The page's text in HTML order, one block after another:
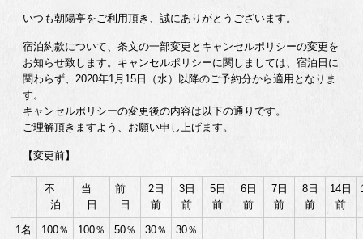
いつも朝陽亭をご利用頂き、誠にありがとうございます。
宿泊約款について、条文の一部変更とキャンセルポリシーの変更を
お知らせ致します。キャンセルポリシーに関しましては、宿泊日に
関わらず、2020年1月15日（水）以降のご予約分から適用となりま
す。
キャンセルポリシーの変更後の内容は以下の通りです。
ご理解頂きますよう、お願い申し上げます。
【変更前】
不
泊
当
日
前
日
2日
前
3日
前
5日
前
6日
前
7日
前
8日
前
14日
前
1名
100％ 100％ 50％ 30％ 30％